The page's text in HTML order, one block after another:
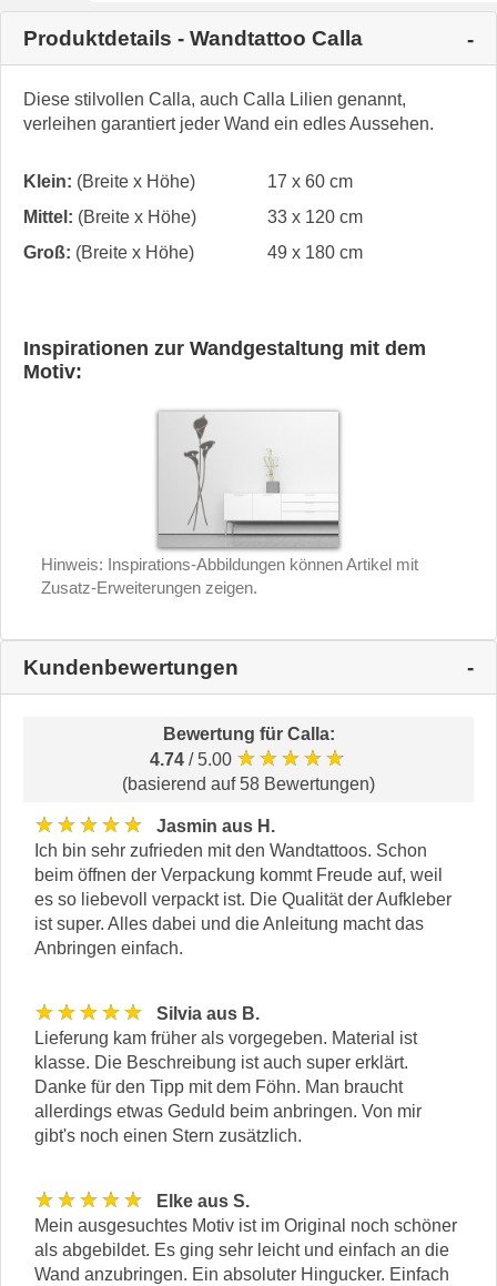
Produktdetails - Wandtattoo Calla
Diese stilvollen Calla, auch Calla Lilien genannt,
verleihen garantiert jeder Wand ein edles Aussehen.
Klein: (Breite x Höhe)
17 x 60 cm
Mittel: (Breite x Höhe)
33 x 120 cm
Groß: (Breite x Höhe) 49 x 180 cm
Inspirationen zur Wandgestaltung mit dem
Motiv:
Hinweis: Inspirations-Abbildungen können Artikel mit
Zusatz-Erweiterungen zeigen.
Kundenbewertungen
Bewertung für Calla:
4.74 / 5.00 ★★★★★
(basierend auf 58 Bewertungen)
★★★★★
Jasmin aus H.
Ich bin sehr zufrieden mit den Wandtattoos. Schon
beim öffnen der Verpackung kommt Freude auf, weil
es so liebevoll verpackt ist. Die Qualität der Aufkleber
ist super. Alles dabei und die Anleitung macht das
Anbringen einfach.
★★★★★
Silvia aus B.
Lieferung kam früher als vorgegeben. Material ist
klasse. Die Beschreibung ist auch super erklärt.
Danke für den Tipp mit dem Föhn. Man braucht
allerdings etwas Geduld beim anbringen. Von mir
gibt's noch einen Stern zusätzlich.
★★★★★
Elke aus S.
Mein ausgesuchtes Motiv ist im Original noch schöner
als abgebildet. Es ging sehr leicht und einfach an die
Wand anzubringen. Ein absoluter Hingucker. Einfach